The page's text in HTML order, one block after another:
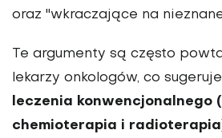
oraz "wkraczające na
Te argumenty są często
lekarzy onkologów, co
leczenia konwencjonalnego
chemioterapia i